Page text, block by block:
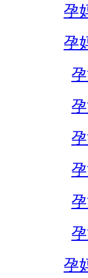
孕
孕
孕